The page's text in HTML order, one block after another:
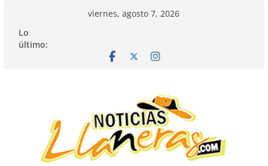
contenido
viernes, agosto 7, 2026
Lo
último: